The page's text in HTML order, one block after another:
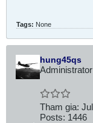
Tags: None
hung45qs
Administrator
Tham gia:
Posts: 1446